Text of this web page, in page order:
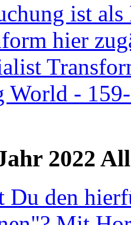
ist
hier
World -
2022
Du den